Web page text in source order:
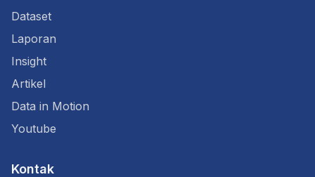
Dataset
Laporan
Insight
Artikel
Data in Motion
Youtube
Kontak